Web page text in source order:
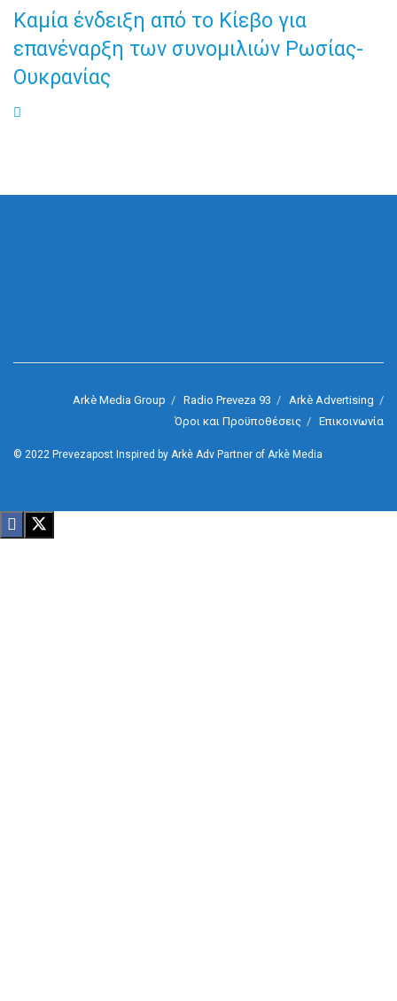
Καμία ένδειξη από το Κίεβο για
επανέναρξη των συνομιλιών Ρωσίας-
Ουκρανίας
Arkè Media Group Radio Preveza 93
Arkè Advertising
Όροι και Προϋποθέσεις
Επικοινωνία
© 2022 Prevezapost Inspired by Arkè Adv Partner of Arkè Media